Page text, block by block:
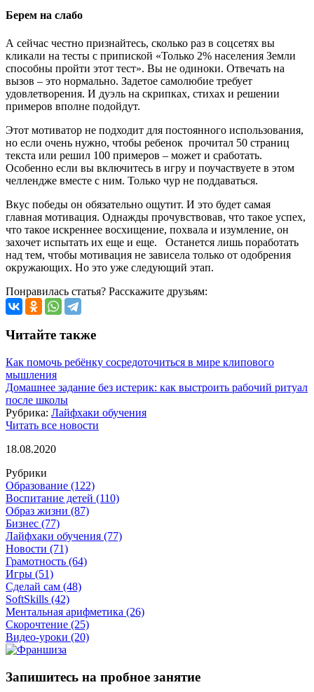
Берем на слабо
А сейчас честно признайтесь, сколько раз в соцсетях вы
кликали на тесты с припиской «Только 2% населения Земли
способны пройти этот тест». Вы не одиноки. Отвечать на
вызов – это нормально. Задетое самолюбие требует
удовлетворения. И дуэль на скрипках, стихах и решении
примеров вполне подойдут.
Этот мотиватор не подходит для постоянного использования,
но если очень нужно, чтобы ребенок прочитал 50 страниц
текста или решил 100 примеров – может и сработать.
Особенно если вы включитесь в игру и поучаствуете в этом
челлендже вместе с ним. Только чур не поддаваться.
Вкус победы он обязательно ощутит. И это будет самая
главная мотивация. Однажды прочувствовав, что такое успех,
что такое искреннее восхищение, похвала и изумление, он
захочет испытать их еще и еще. Останется лишь поработать
над тем, чтобы мотивация не зависела только от одобрения
окружающих. Но это уже следующий этап.
Понравилась статья? Расскажите друзьям:
Читайте также
Как помочь ребёнку сосредоточиться в мире клипового
мышления
Домашнее задание без истерик: как выстроить рабочий ритуал
после школы
Рубрика: Лайфхаки обучения
Читать все новости
18.08.2020
Рубрики
Образование (122)
Воспитание детей (110)
Образ жизни (87)
Бизнес (77)
Лайфхаки обучения (77)
Новости (71)
Грамотность (64)
Игры (51)
Сделай сам (48)
SoftSkills (42)
Ментальная арифметика (26)
Скорочтение (25)
Видео-уроки (20)
Запишитесь на пробное занятие